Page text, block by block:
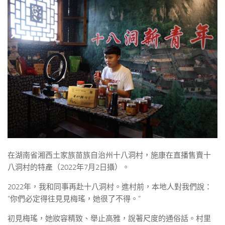
在湖南省湘西土家族苗族自治州十八洞村，施康在直播售賣十
八洞村的特產（2022年7月2日攝）。
2022年，我和同事再赴十八洞村。進村前，本地人對我們說：
“你們必定得往見見梅瑤，她很了不得。”
初見梅瑤，她妝容精致、舉止高雅，說著尺度的通俗話。村里